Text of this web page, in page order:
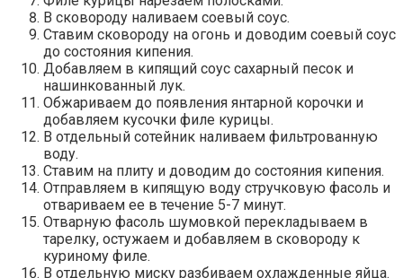
В сковороду наливаем соевый соус.
Ставим сковороду на огонь и доводим соевый соус
до состояния кипения.
Добавляем в кипящий соус сахарный песок и
нашинкованный лук.
Обжариваем до появления янтарной корочки и
добавляем кусочки филе курицы.
В отдельный сотейник наливаем фильтрованную
воду.
Ставим на плиту и доводим до состояния кипения.
Отправляем в кипящую воду стручковую фасоль и
отвариваем ее в течение 5-7 минут.
Отварную фасоль шумовкой перекладываем в
тарелку, остужаем и добавляем в сковороду к
куриному филе.
В отдельную миску разбиваем охлажденные яйца.